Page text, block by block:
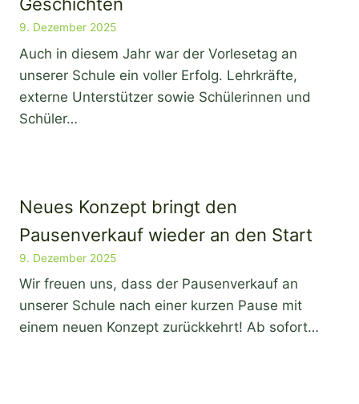
9. Dezember 2025
Auch in diesem Jahr war der Vorlesetag an
unserer Schule ein voller Erfolg. Lehrkräfte,
externe Unterstützer sowie Schülerinnen und
Schüler…
Neues Konzept bringt den
Pausenverkauf wieder an den Start
9. Dezember 2025
Wir freuen uns, dass der Pausenverkauf an
unserer Schule nach einer kurzen Pause mit
einem neuen Konzept zurückkehrt! Ab sofort…